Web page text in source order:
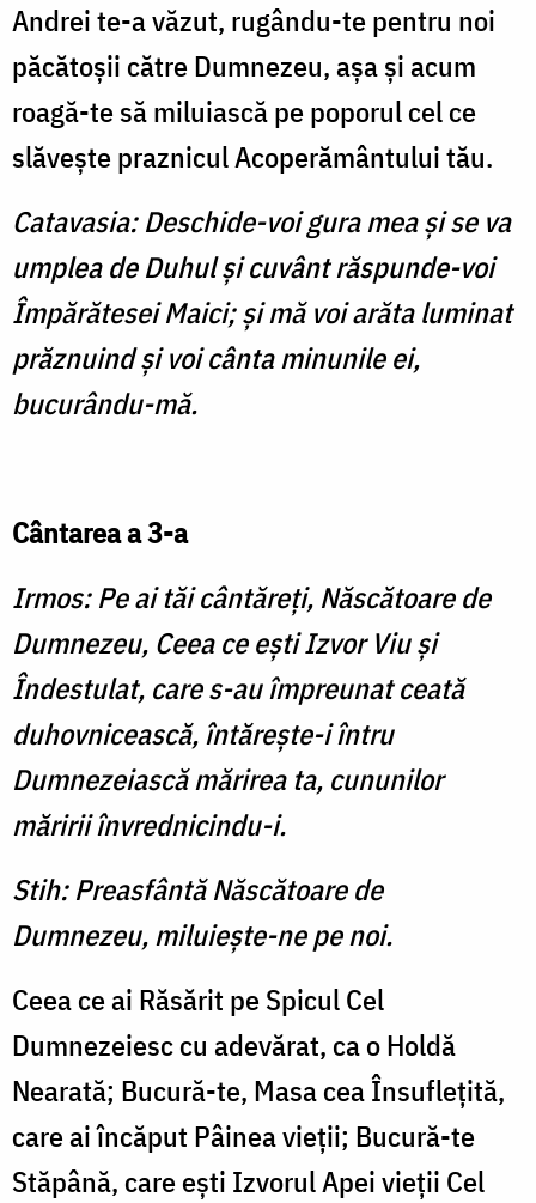
Andrei te-a văzut, rugându-te pentru noi
păcătoşii către Dumnezeu, aşa şi acum
roagă-te să miluiască pe poporul cel ce
slă­veşte praznicul Acoperământu­lui tău.
Catavasia: Deschide-voi gura mea şi se va
umplea de Duhul şi cuvânt răspunde-voi
Împără­tesei Maici; şi mă voi arăta luminat
prăznuind şi voi cânta minunile ei,
bucurându-mă.
Cântarea a 3-a
Irmos: Pe ai tăi cântăreţi, Născă­toare de
Dumnezeu, Ceea ce eşti Izvor Viu şi
Îndestulat, care s-au împreunat ceată
duhovnicească, întăreşte-i întru
Dumnezeiască mărirea ta, cununilor
măririi învrednicindu-i.
Stih: Preasfântă Născătoare de
Dumnezeu, miluieşte-ne pe noi.
Ceea ce ai Răsărit pe Spicul Cel
Dumnezeiesc cu adevărat, ca o Holdă
Nearată; Bucură-te, Masa cea Însufleţită,
care ai încăput Pâinea vieţii; Bucură-te
Stăpâ­nă, care eşti Izvorul Apei vieţii Cel